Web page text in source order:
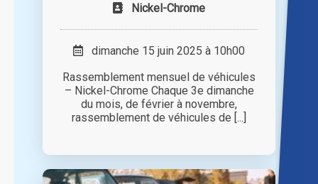
Nickel-Chrome
dimanche 15 juin 2025 à 10h00
Rassemblement mensuel de véhicules
– Nickel-Chrome Chaque 3e dimanche
du mois, de février à novembre,
rassemblement de véhicules de [...]